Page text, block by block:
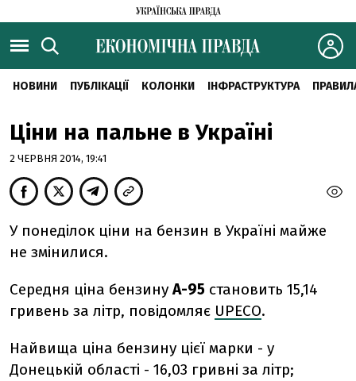
НОВИНИ ПУБЛІКАЦІЇ КОЛОНКИ ІНФРАСТРУКТУРА
Ціни на пальне в Україні
2 ЧЕРВНЯ 2014, 19:41
У понеділок ціни на бензин в Україні майже
не змінилися.
Середня ціна бензинуА-95 становить 15,14
гривень за літр, повідомляє UPECO.
Найвища ціна бензину цієї марки - у
Донецькій області - 16,03 гривні за літр;